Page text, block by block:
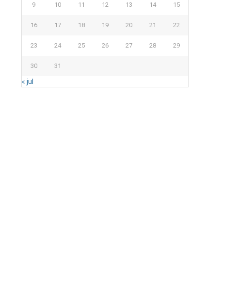
9 10 11 12 13 14 15
16 17 18 19 20 21 22
23 24 25 26 27 28 29
30 31
« jul